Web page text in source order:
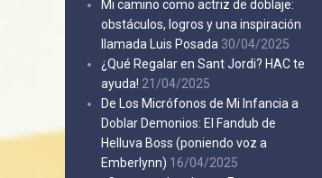
Mi camino como actriz de doblaje:
obstáculos, logros y una inspiración
llamada Luis Posada 30/04/2025
¿Qué Regalar en Sant Jordi? HAC te
ayuda! 21/04/2025
De Los Micrófonos de Mi Infancia a
Doblar Demonios: El Fandub de
Helluva Boss (poniendo voz a
Emberlynn) 16/04/2025